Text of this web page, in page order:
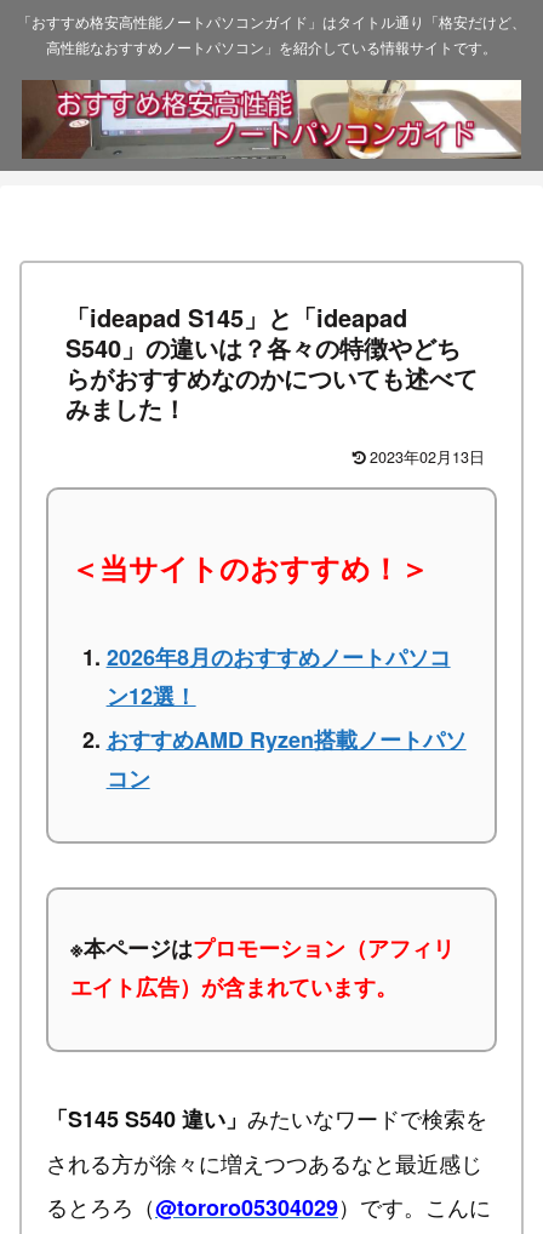
「おすすめ格安高性能ノートパソコンガイド」はタイトル通り「格安だけど、
高性能なおすすめノートパソコン」を紹介している情報サイトです。
「ideapad S145」と「ideapad
S540」の違いは？各々の特徴やどち
らがおすすめなのかについても述べて
みました！
2023年02月13日
＜当サイトのおすすめ！＞
2026年8月のおすすめノートパソコ
ン12選！
おすすめAMD Ryzen搭載ノートパソ
コン
※本ページはプロモーション（アフィリ
エイト広告）が含まれています。
「S145 S540 違い」 みたいなワードで検索を
される方が徐々に増えつつあるなと最近感じ
るとろろ（@tororo05304029）です。こんに